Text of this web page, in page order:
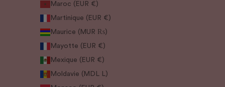
Maroc (EUR €)
Martinique (EUR €)
Maurice (MUR ₨)
Mayotte (EUR €)
Mexique (EUR €)
Moldavie (MDL L)